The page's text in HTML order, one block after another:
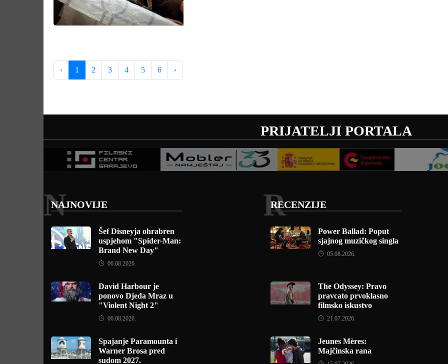
‹ 1 2 3 4 5 6 ›
PRIJATELJI PORTALA
NAJNOVIJE
N
Šef Disneyja ohrabren
uspjehom "Spider-Man:
Brand New Day"
06.08.2026.
David Harbour je
ponovo Djeda Mraz u
"Violent Night 2"
06.08.2026.
Spajanje Paramounta i
Warner Brosa pred
sudom 2027.
RECENZIJE
R
Power Ballad: Poput
sjajnog muzičkog singla
05.08.2026.
The Odyssey: Pravo
pravcato prvoklasno
filmsko iskustvo
21.07.2026.
Jeunes Mères:
Majčinska rana